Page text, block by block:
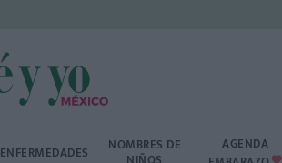
ENFERMEDADES NOMBRES DE
AGENDA
